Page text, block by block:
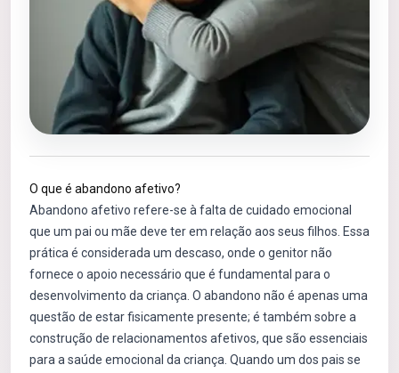
O que é abandono afetivo?
Abandono afetivo refere-se à falta de cuidado emocional
que um pai ou mãe deve ter em relação aos seus filhos. Essa
prática é considerada um descaso, onde o genitor não
fornece o apoio necessário que é fundamental para o
desenvolvimento da criança. O abandono não é apenas uma
questão de estar fisicamente presente; é também sobre a
construção de relacionamentos afetivos, que são essenciais
para a saúde emocional da criança. Quando um dos pais se